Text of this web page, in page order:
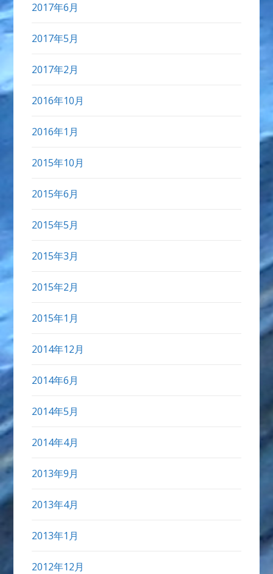
2017年6月
2017年5月
2017年2月
2016年10月
2016年1月
2015年10月
2015年6月
2015年5月
2015年3月
2015年2月
2015年1月
2014年12月
2014年6月
2014年5月
2014年4月
2013年9月
2013年4月
2013年1月
2012年12月